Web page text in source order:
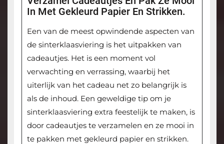
In Met Gekleurd Papier En Strikken.
Een van de meest opwindende aspecten van
de sinterklaasviering is het uitpakken van
cadeautjes. Het is een moment vol
verwachting en verrassing, waarbij het
uiterlijk van het cadeau net zo belangrijk is
als de inhoud. Een geweldige tip om je
sinterklaasviering extra feestelijk te maken, is
door cadeautjes te verzamelen en ze mooi in
te pakken met gekleurd papier en strikken.